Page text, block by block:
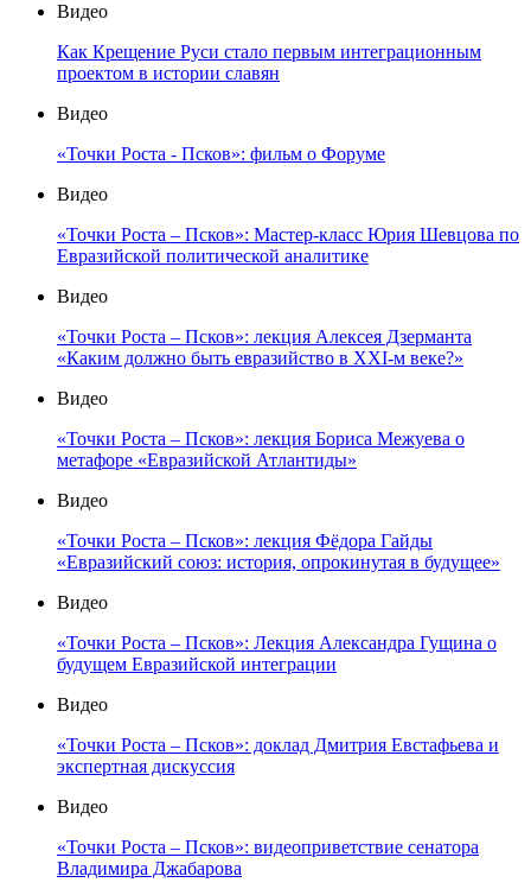
Видео
Как Крещение Руси стало первым интеграционным
проектом в истории славян
Видео
«Точки Роста - Псков»: фильм о Форуме
Видео
«Точки Роста – Псков»: Мастер-класс Юрия Шевцова по
Евразийской политической аналитике
Видео
«Точки Роста – Псков»: лекция Алексея Дзерманта
«Каким должно быть евразийство в XXI-м веке?»
Видео
«Точки Роста – Псков»: лекция Бориса Межуева о
метафоре «Евразийской Атлантиды»
Видео
«Точки Роста – Псков»: лекция Фёдора Гайды
«Евразийский союз: история, опрокинутая в будущее»
Видео
«Точки Роста – Псков»: Лекция Александра Гущина о
будущем Евразийской интеграции
Видео
«Точки Роста – Псков»: доклад Дмитрия Евстафьева и
экспертная дискуссия
Видео
«Точки Роста – Псков»: видеоприветствие сенатора
Владимира Джабарова